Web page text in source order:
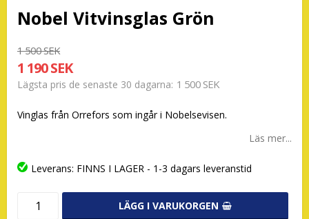
Nobel Vitvinsglas Grön
1 500 SEK
1 190 SEK
Lägsta pris de senaste 30 dagarna 1 500 SEK
Vinglas från Orrefors som ingår i Nobelsevisen.
Läs mer...
Leverans: FINNS I LAGER - 1-3 dagars leveranstid
LÄGG I VARUKORGEN